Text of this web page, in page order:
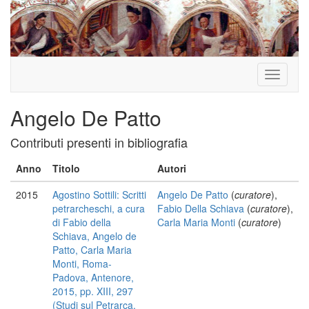
Toggle
Angelo De Patto
Contributi presenti in bibliografia
Anno Titolo
Autori
2015
Agostino Sottili: Scritti
petrarcheschi, a cura
di Fabio della
Schiava, Angelo de
Patto, Carla Maria
Monti, Roma-
Padova, Antenore,
2015, pp. XIII, 297
(Studi sul Petrarca,
Angelo De Patto (curatore),
Fabio Della Schiava (curatore),
Carla Maria Monti (curatore)